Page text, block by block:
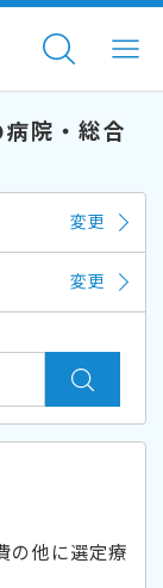
病院・総合
変更
変更
の他に選定療